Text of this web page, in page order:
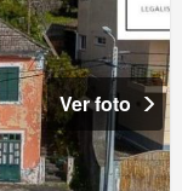
Ver foto